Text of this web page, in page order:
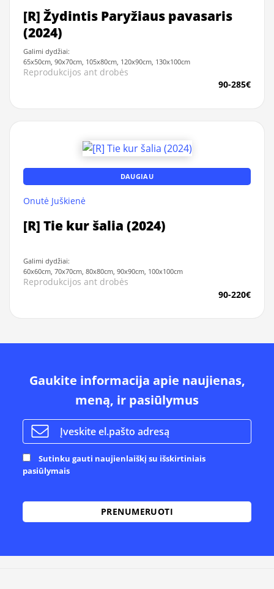
[R] Žydintis Paryžiaus pavasaris
(2024)
Galimi dydžiai:
65x50cm, 90x70cm, 105x80cm, 120x90cm, 130x100cm
Reprodukcijos ant drobės
90-285€
DAUGIAU
Onutė Juškienė
[R] Tie kur šalia (2024)
Galimi dydžiai:
60x60cm, 70x70cm, 80x80cm, 90x90cm, 100x100cm
Reprodukcijos ant drobės
90-220€
Gaukite informacija apie naujienas,
meną, ir pasiūlymus
Sutinku gauti naujienlaiškį su išskirtiniais
pasiūlymais